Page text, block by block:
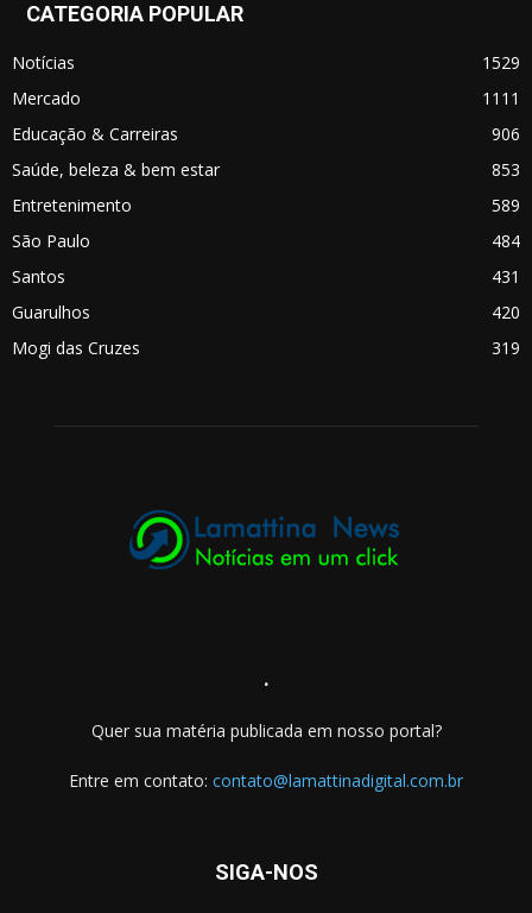
CATEGORIA POPULAR
Notícias
1529
Mercado
1111
Educação & Carreiras
906
Saúde, beleza & bem estar
853
Entretenimento
589
São Paulo
484
Santos
431
Guarulhos
420
Mogi das Cruzes
319
.
Quer sua matéria publicada em nosso portal?
Entre em contato: contato@lamattinadigital.com.br
SIGA-NOS